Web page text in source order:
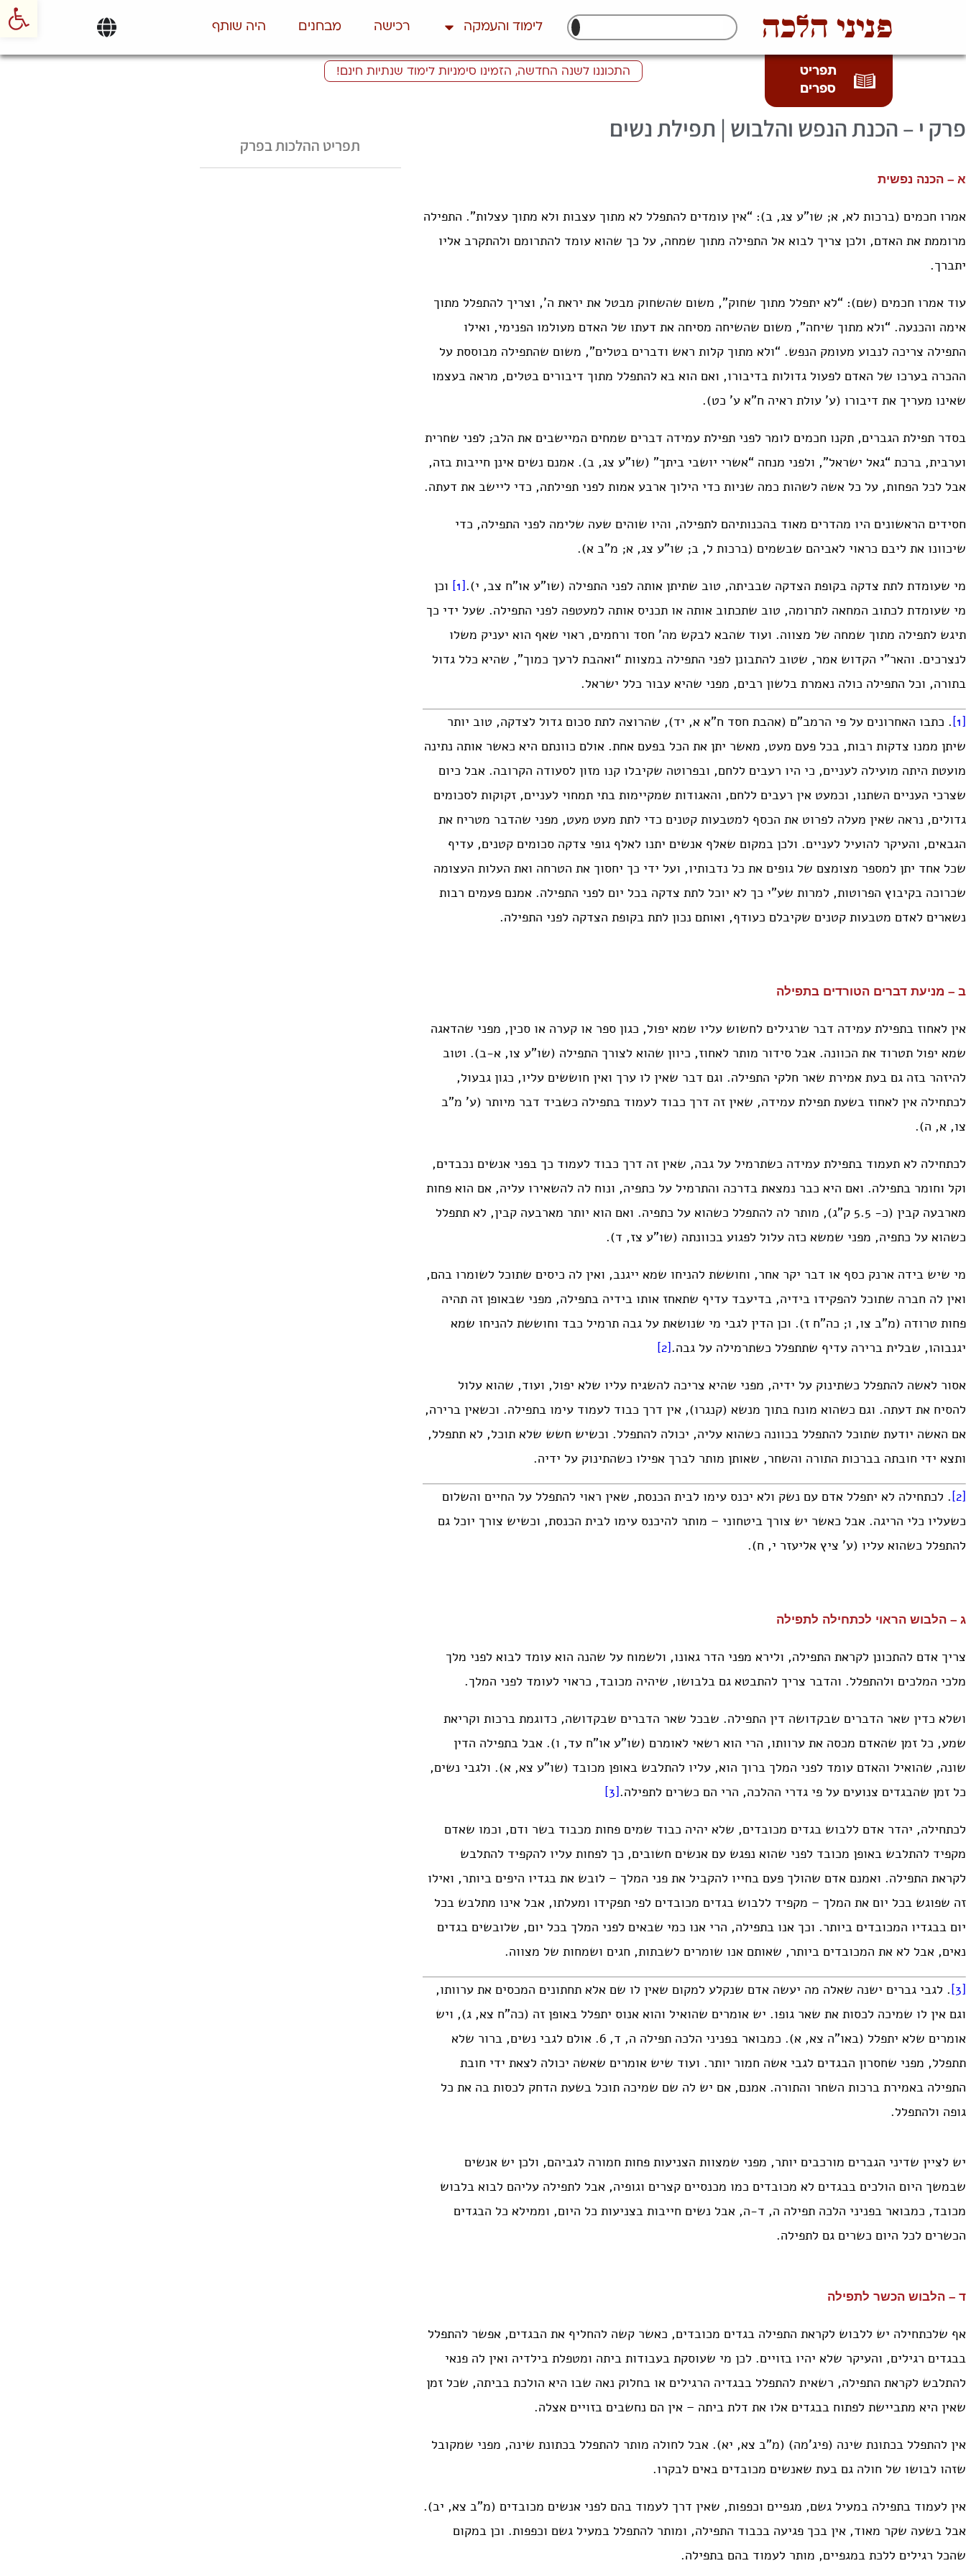
פניני הלכה לימוד והעמקה רכישה מבחנים היה שותף
תפריט
ספרים
התכוננו לשנה החדשה, הזמינו סימניות לימוד שנתיות חינם!
י – הכנת הנפש והלבוש | תפילת נשים
א – הכנה נפשית
אמרו חכמים (ברכות לא, א; שו”ע צג, ב): “אין עומדים להתפלל לא מתוך עצבות ולא מתוך עצלות”. התפילה
מרוממת את האדם, ולכן צריך לבוא אל התפילה מתוך שמחה, על כך שהוא עומד להתרומם ולהתקרב אליו
יתברך.
עוד אמרו חכמים (שם): “לא יתפלל מתוך שחוק”, משום שהשחוק מבטל את יראת ה’, וצריך להתפלל מתוך
אימה והכנעה. “ולא מתוך שיחה”, משום שהשיחה מסיחה את דעתו של האדם מעולמו הפנימי, ואילו
התפילה צריכה לנבוע מעומק הנפש. “ולא מתוך קלות ראש ודברים בטלים”, משום שהתפילה מבוססת על
ההכרה בערכו של האדם לפעול גדולות בדיבורו, ואם הוא בא להתפלל מתוך דיבורים בטלים, מראה בעצמו
שאינו מעריך את דיבורו (ע’ עולת ראיה ח”א ע’ כט).
בסדר תפילת הגברים, תקנו חכמים לומר לפני תפילת עמידה דברים שמחים המיישבים את הלב; לפני שחרית
וערבית, ברכת “גאל ישראל”, ולפני מנחה “אשרי יושבי ביתך” (שו”ע צג, ב). אמנם נשים אינן חייבות בזה,
אבל לכל הפחות, על כל אשה לשהות כמה שניות כדי הילוך ארבע אמות לפני תפילתה, כדי ליישב את דעתה.
חסידים הראשונים היו מהדרים מאוד בהכנותיהם לתפילה, והיו שוהים שעה שלימה לפני התפילה, כדי
שיכוונו את ליבם כראוי לאביהם שבשמים (ברכות ל, ב; שו”ע צג, א; מ”ב א).
מי שעומדת לתת צדקה בקופת הצדקה שבביתה, טוב שתיתן אותה לפני התפילה (שו”ע או”ח צב, י).[1]
וכן
מי שעומדת לכתוב המחאה לתרומה, טוב שתכתוב אותה או תכניס אותה למעטפה לפני התפילה. שעל ידי כך
תיגש לתפילה מתוך שמחה של מצווה. ועוד שהבא לבקש מה’ חסד ורחמים, ראוי שאף הוא יעניק משלו
לנצרכים. והאר”י הקדוש אמר, שטוב להתבונן לפני התפילה במצוות “ואהבת לרעך כמוך”, שהיא כלל גדול
בתורה, וכל התפילה כולה נאמרת בלשון רבים, מפני שהיא עבור כלל ישראל.
[1]
. כתבו האחרונים על פי הרמב”ם (אהבת חסד ח”א א, יד), שהרוצה לתת סכום גדול לצדקה, טוב יותר
שיתן ממנו צדקות רבות, בכל פעם מעט, מאשר יתן את הכל בפעם אחת. אולם כוונתם היא כאשר אותה נתינה
מועטת היתה מועילה לעניים, כי היו רעבים ללחם, ובפרוטה שקיבלו קנו מזון לסעודה הקרובה. אבל כיום
שצרכי העניים השתנו, וכמעט אין רעבים ללחם, והאגודות שמקיימות בתי תמחוי לעניים, זקוקות לסכומים
גדולים, נראה שאין מעלה לפרוט את הכסף למטבעות קטנים כדי לתת מעט מעט, מפני שהדבר מטריח את
הגבאים, והעיקר להועיל לעניים. ולכן במקום שאלף אנשים יתנו לאלף גופי צדקה סכומים קטנים, עדיף
שכל אחד יתן למספר מצומצם של גופים את כל נדבותיו, ועל ידי כך יחסוך את הטרחה ואת העלות העצומה
שכרוכה בקיבוץ הפרוטות, למרות שע”י כך לא יוכל לתת צדקה בכל יום לפני התפילה. אמנם פעמים רבות
נשארים לאדם מטבעות קטנים שקיבלם כעודף, ואותם נכון לתת בקופת הצדקה לפני התפילה.
ב – מניעת דברים הטורדים בתפילה
אין לאחוז בתפילת עמידה דבר שרגילים לחשוש עליו שמא יפול, כגון ספר או קערה או סכין, מפני שהדאגה
שמא יפול תטרוד את הכוונה. אבל סידור מותר לאחוז, כיוון שהוא לצורך התפילה (שו”ע צו, א-ב). וטוב
להיזהר בזה גם בעת אמירת שאר חלקי התפילה. וגם דבר שאין לו ערך ואין חוששים עליו, כגון גבעול,
לכתחילה אין לאחוז בשעת תפילת עמידה, שאין זה דרך כבוד לעמוד בתפילה כשביד דבר מיותר (ע’ מ”ב
צו, א, ה).
לכתחילה לא תעמוד בתפילת עמידה כשתרמיל על גבה, שאין זה דרך כבוד לעמוד כך בפני אנשים נכבדים,
וקל וחומר בתפילה. ואם היא כבר נמצאת בדרכה והתרמיל על כתפיה, ונוח לה להשאירו עליה, אם הוא פחות
מארבעה קבין (כ- 5.5 ק”ג), מותר לה להתפלל כשהוא על כתפיה. ואם הוא יותר מארבעה קבין, לא תתפלל
כשהוא על כתפיה, מפני שמשא כזה עלול לפגוע בכוונתה (שו”ע צז, ד).
מי שיש בידה ארנק כסף או דבר יקר אחר, וחוששת להניחו שמא ייגנב, ואין לה כיסים שתוכל לשומרו בהם,
ואין לה חברה שתוכל להפקידו בידיה, בדיעבד עדיף שתאחז אותו בידיה בתפילה, מפני שבאופן זה תהיה
פחות טרודה (מ”ב צו, ו; כה”ח ז). וכן הדין לגבי מי שנושאת על גבה תרמיל כבד וחוששת להניחו שמא
יגנבוהו, שבלית ברירה עדיף שתתפלל כשתרמילה על גבה.[2]
אסור לאשה להתפלל כשתינוק על ידיה, מפני שהיא צריכה להשגיח עליו שלא יפול, ועוד, שהוא עלול
להסיח את דעתה. וגם כשהוא מונח בתוך מנשא (קנגרו), אין דרך כבוד לעמוד עימו בתפילה. וכשאין ברירה,
אם האשה יודעת שתוכל להתפלל בכוונה כשהוא עליה, יכולה להתפלל. וכשיש חשש שלא תוכל, לא תתפלל,
ותצא ידי חובתה בברכות התורה והשחר, שאותן מותר לברך אפילו כשהתינוק על ידיה.
[2]
. לכתחילה לא יתפלל אדם עם נשק ולא יכנס עימו לבית הכנסת, שאין ראוי להתפלל על החיים והשלום
כשעליו כלי הריגה. אבל כאשר יש צורך ביטחוני – מותר להיכנס עימו לבית הכנסת, וכשיש צורך יוכל גם
להתפלל כשהוא עליו (ע’ ציץ אליעזר י, ח).
ג – הלבוש הראוי לכתחילה לתפילה
צריך אדם להתכונן לקראת התפילה, ולירא מפני הדר גאונו, ולשמוח על שהנה הוא עומד לבוא לפני מלך
מלכי המלכים ולהתפלל. והדבר צריך להתבטא גם בלבושו, שיהיה מכובד, כראוי לעומד לפני המלך.
ושלא כדין שאר הדברים שבקדושה דין התפילה. שבכל שאר הדברים שבקדושה, כדוגמת ברכות וקריאת
שמע, כל זמן שהאדם מכסה את ערוותו, הרי הוא רשאי לאומרם (שו”ע או”ח עד, ו). אבל בתפילה הדין
שונה, שהואיל והאדם עומד לפני המלך ברוך הוא, עליו להתלבש באופן מכובד (שו”ע צא, א). ולגבי נשים,
כל זמן שהבגדים צנועים על פי גדרי ההלכה, הרי הם כשרים לתפילה.[3]
לכתחילה, יהדר אדם ללבוש בגדים מכובדים, שלא יהיה כבוד שמים פחות מכבוד בשר ודם, וכמו שאדם
מקפיד להתלבש באופן מכובד לפני שהוא נפגש עם אנשים חשובים, כך לפחות עליו להקפיד להתלבש
לקראת התפילה. ואמנם אדם שהולך פעם בחייו להקביל את פני המלך – לובש את בגדיו היפים ביותר, ואילו
זה שפוגש בכל יום את המלך – מקפיד ללבוש בגדים מכובדים לפי תפקידו ומעלתו, אבל אינו מתלבש בכל
יום בבגדיו המכובדים ביותר. וכך אנו בתפילה, הרי אנו כמי שבאים לפני המלך בכל יום, שלובשים בגדים
נאים, אבל לא את המכובדים ביותר, שאותם אנו שומרים לשבתות, חגים ושמחות של מצווה.
[3]
. לגבי גברים ישנה שאלה מה יעשה אדם שנקלע למקום שאין לו שם אלא תחתונים המכסים את ערוותו,
וגם אין לו שמיכה לכסות את שאר גופו. יש אומרים שהואיל והוא אנוס יתפלל באופן זה (כה”ח צא, ג), ויש
אומרים שלא יתפלל (באו”ה צא, א). כמבואר בפניני הלכה תפילה ה, ד, 6. אולם לגבי נשים, ברור שלא
תתפלל, מפני שחסרון הבגדים לגבי אשה חמור יותר. ועוד שיש אומרים שאשה יכולה לצאת ידי חובת
התפילה באמירת ברכות השחר והתורה. אמנם, אם יש לה שם שמיכה תוכל בשעת הדחק לכסות בה את כל
גופה ולהתפלל.
יש לציין שדיני הגברים מורכבים יותר, מפני שמצוות הצניעות פחות חמורה לגביהם, ולכן יש אנשים
שבמשך היום הולכים בבגדים לא מכובדים כמו מכנסיים קצרים וגופיה, אבל לתפילה עליהם לבוא בלבוש
מכובד, כמבואר בפניני הלכה תפילה ה, ד-ה, אבל נשים חייבות בצניעות כל היום, וממילא כל הבגדים
הכשרים לכל היום כשרים גם לתפילה.
ד – הלבוש הכשר לתפילה
אף שלכתחילה יש ללבוש לקראת התפילה בגדים מכובדים, כאשר קשה להחליף את הבגדים, אפשר להתפלל
בבגדים רגילים, והעיקר שלא יהיו בזויים. לכן מי שעוסקת בעבודות ביתה ומטפלת בילדיה ואין לה פנאי
להתלבש לקראת התפילה, רשאית להתפלל בבגדיה הרגילים או בחלוק נאה שבו היא הולכת בביתה, שכל זמן
שאין היא מתביישת לפתוח בבגדים אלו את דלת ביתה – אין הם נחשבים בזויים אצלה.
אין להתפלל בכתונת שינה (פיג’מה) (מ”ב צא, יא). אבל לחולה מותר להתפלל בכתונת שינה, מפני שמקובל
שזהו לבושו של חולה גם בעת שאנשים מכובדים באים לבקרו.
אין לעמוד בתפילה במעיל גשם, מגפיים וכפפות, שאין דרך לעמוד בהם לפני אנשים מכובדים (מ”ב צא, יב).
אבל בשעה שקר מאוד, אין בכך פגיעה בכבוד התפילה, ומותר להתפלל במעיל גשם וכפפות. וכן במקום
שהכל רגילים ללכת במגפיים, מותר לעמוד בהם בתפילה.
תפריט ההלכות בפרק
פתח